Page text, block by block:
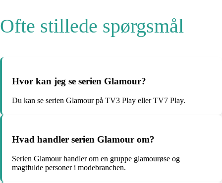
Ofte stillede spørgsmål
Hvor kan jeg se serien Glamour?
Du kan se serien Glamour på TV3 Play eller TV7 Play.
Hvad handler serien Glamour om?
Serien Glamour handler om en gruppe glamourøse og
magtfulde personer i modebranchen.